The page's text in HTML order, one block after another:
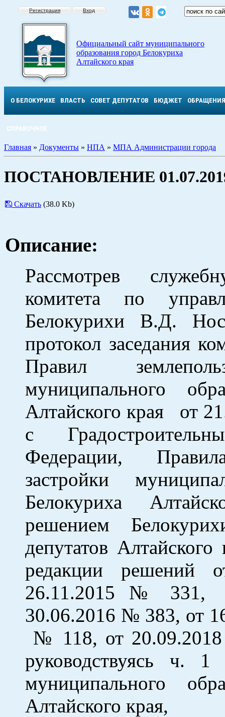
Регистрация Вход
Официальный сайт муниципального
образования город Белокуриха
Алтайского края
О БЕЛОКУРИХЕ ВЛАСТЬ СОВЕТ ДЕПУТАТОВ БЮДЖЕТ ОБРАЩЕНИЯ
СПРАВОЧНОЕ
Главная » Документы » НПА » МПА Администрации города
ПОСТАНОВЛЕНИЕ
Скачать (38.0 Kb)
Описание:
Рассмотрев
комитета по
Белокурихи В.Д.
протокол заседания
Правил
муниципального
Алтайского края от
с
Федерации,
застройки
Белокуриха
решением
депутатов
редакции
26.11.2015 № 331,
30.06.2016 № 383, от
№ 118, от
руководствуясь
муниципального
Алтайского края,